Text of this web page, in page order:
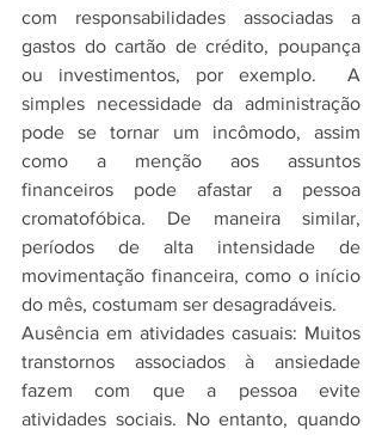
com responsabilidades associadas a
gastos do cartão de crédito, poupança
ou investimentos, por exemplo.  A
simples necessidade da administração
pode se tornar um incômodo, assim
como a menção aos assuntos
financeiros pode afastar a pessoa
cromatofóbica. De maneira similar,
períodos de alta intensidade de
movimentação financeira, como o início
do mês, costumam ser desagradáveis.
Ausência em atividades casuais: Muitos
transtornos associados à ansiedade
fazem com que a pessoa evite
atividades sociais. No entanto, quando